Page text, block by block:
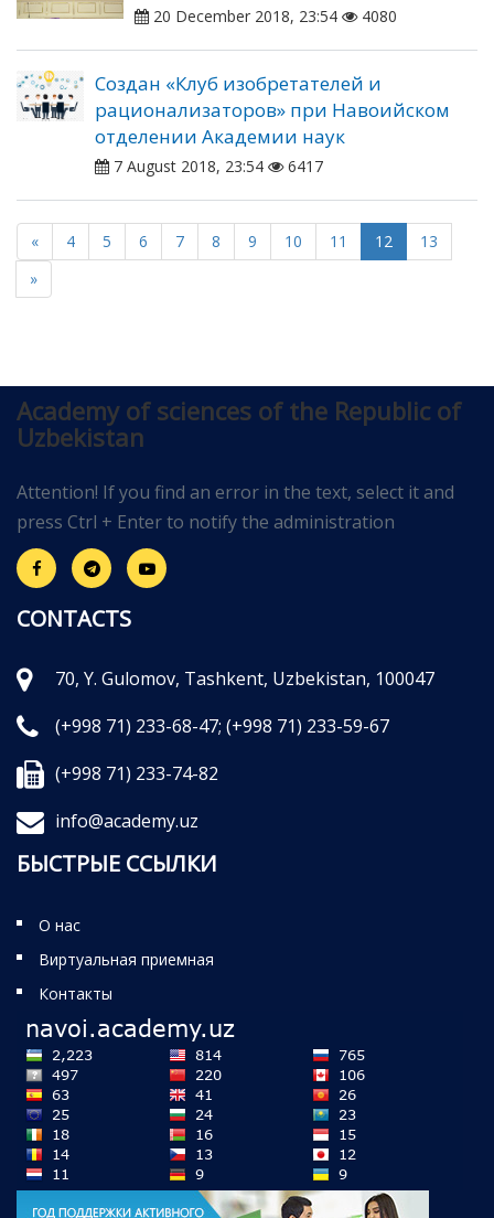
20 December 2018, 23:54 4080
Создан «Клуб изобретателей и
рационализаторов» при Навоийском
отделении Академии наук
7 August 2018, 23:54 6417
« 4 5 6 7 8 9 10 11 12
13
»
Academy of sciences of the Republic of
Uzbekistan
Attention! If you find an error in the text, select it and
press Ctrl + Enter to notify the administration
CONTACTS
70, Y. Gulomov, Tashkent, Uzbekistan, 100047
(+998 71) 233-68-47; (+998 71) 233-59-67
(+998 71) 233-74-82
info@academy.uz
БЫСТРЫЕ ССЫЛКИ
О нас
Виртуальная приемная
Контакты